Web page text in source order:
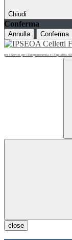
Chiudi
Conferma
Annulla Conferma
per i Servizi per l'Enogastronomia e l'Ospitalità
close